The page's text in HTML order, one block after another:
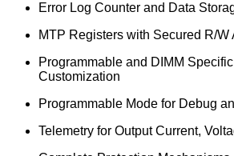
Error Log Counter and Data
MTP Registers with Secured R/W
Programmable and DIMM
Customization
Programmable Mode for Debug
Telemetry for Output Current,